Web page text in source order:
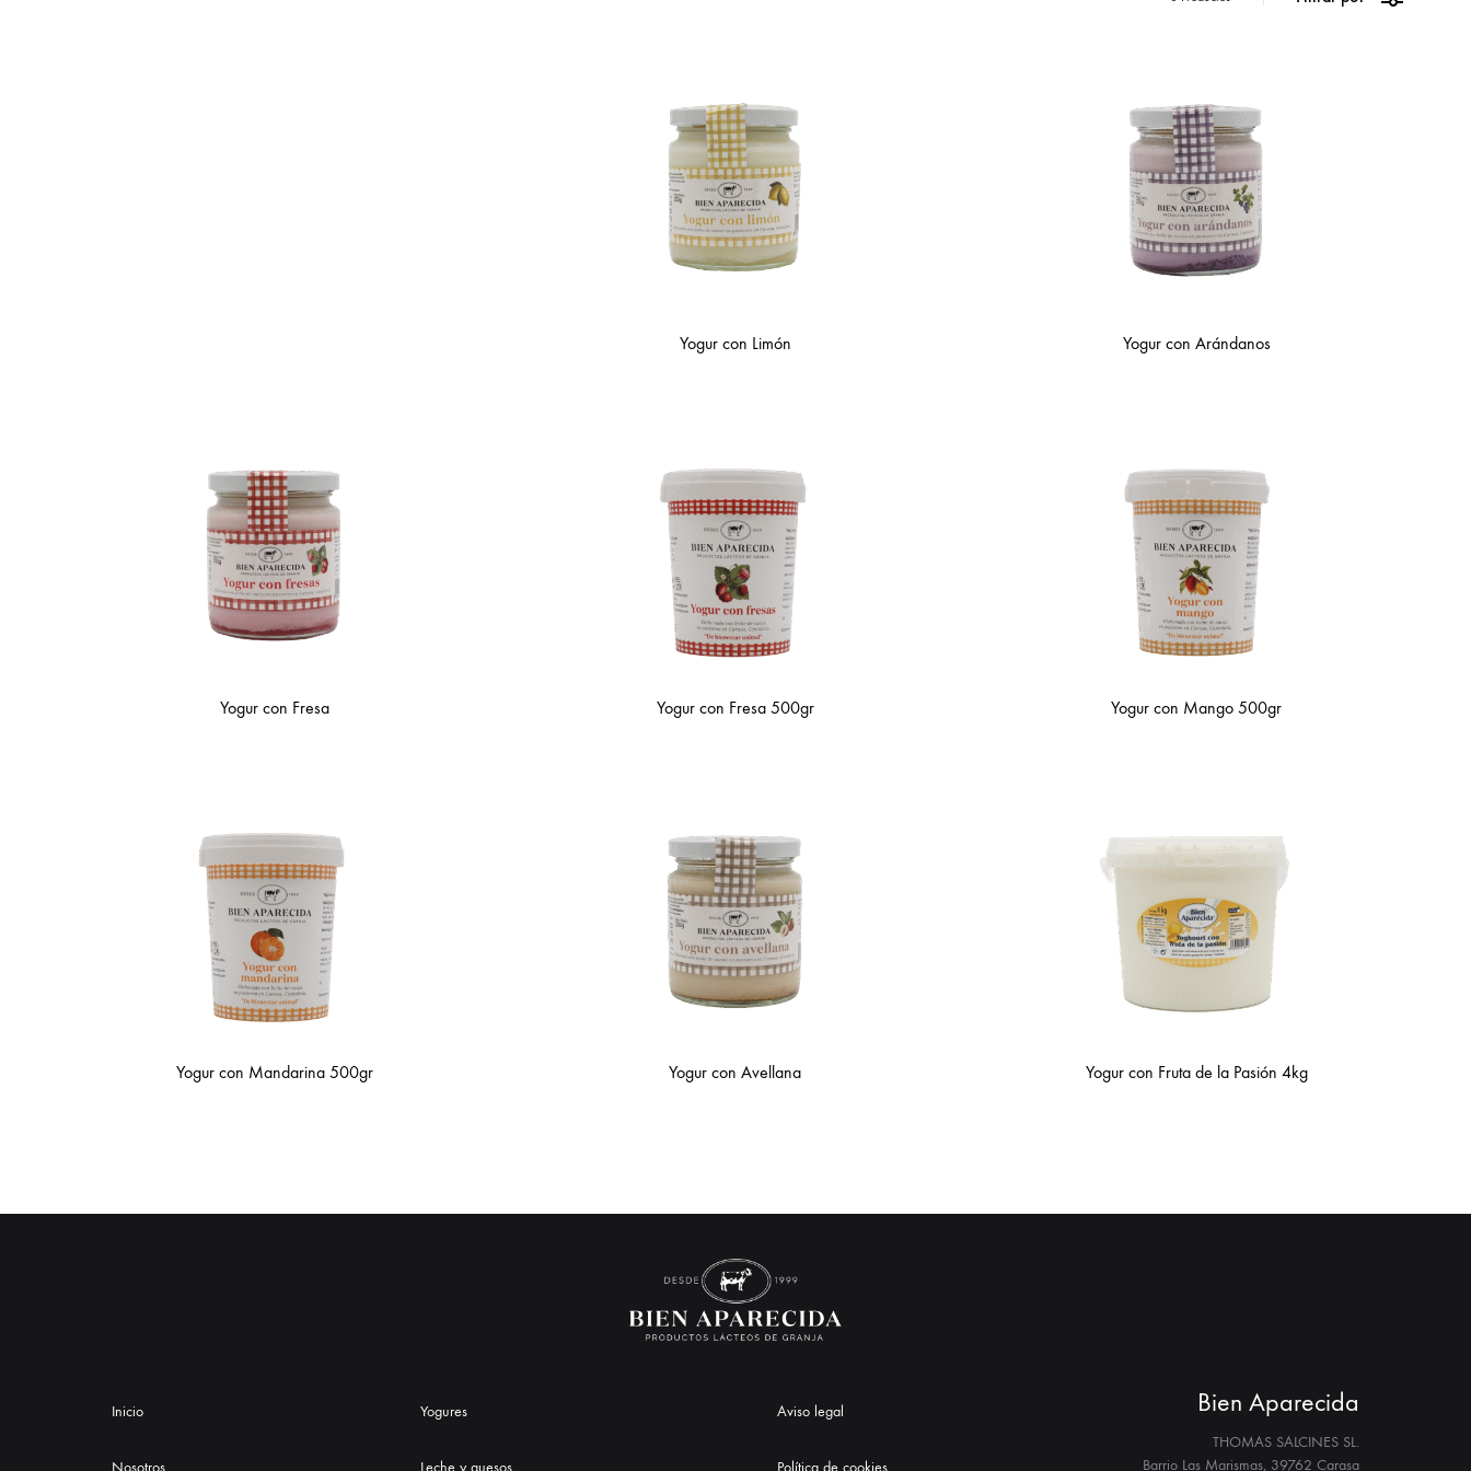
Yogur con Limón Yogur con Arándanos
Yogur con Fresa Yogur con Fresa 500gr Yogur con Mango 500gr
Yogur con Mandarina 500gr Yogur con Avellana Yogur con Fruta de la Pasión 4kg
Inicio
Nosotros
Yogures
Leche y quesos
Aviso legal
Política de cookies
Bien Aparecida
THOMAS SALCINES SL.
Barrio Las Marismas, 39762 Carasa